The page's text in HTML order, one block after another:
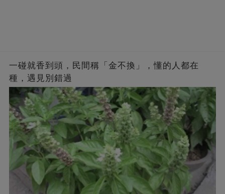
一碰就香到頭，民間稱「金不換」，懂的人都在
種，遇見別錯過